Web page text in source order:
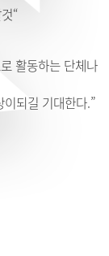
“
활동하는 단체나
되길 기대한다.”